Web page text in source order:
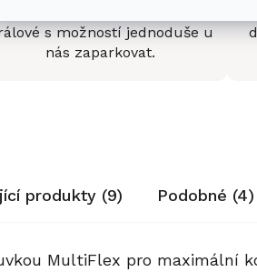
s možností jednoduše u
nás zaparkovat.
produkty (9) Podobné (4)
MultiFlex pro maximální